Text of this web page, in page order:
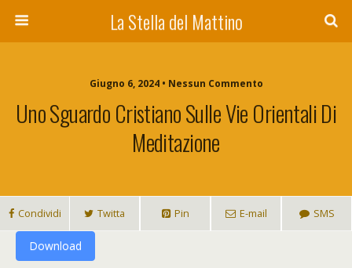
La Stella del Mattino
Giugno 6, 2024 • Nessun Commento
Uno Sguardo Cristiano Sulle Vie Orientali Di
Meditazione
Condividi Twitta Pin E-mail SMS
Download